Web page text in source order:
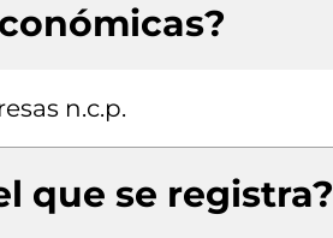
n.c.p.
que se registra?